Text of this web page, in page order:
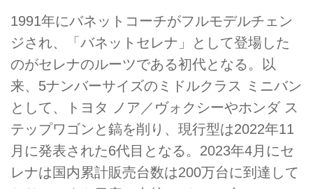
1991年にバネットコーチがフルモデルチェン
ジされ、「バネットセレナ」として登場した
のがセレナのルーツである初代となる。以
来、5ナンバーサイズのミドルクラス ミニバン
として、トヨタ ノア／ヴォクシーやホンダ ス
テップワゴンと鎬を削り、現行型は2022年11
月に発表された6代目となる。2023年4月にセ
レナは国内累計販売台数は200万台に到達して